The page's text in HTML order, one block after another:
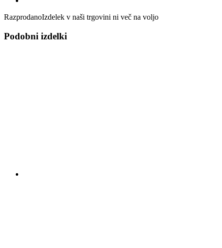
RazprodanoIzdelek v naši trgovini ni več na voljo
Podobni izdelki